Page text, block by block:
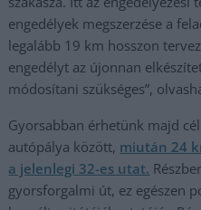
engedélyek megszerzése a
legalább 19 km hosszon
engedélyt az újonnan
módosítani szükséges”,
Gyorsabban érhetünk majd
autópálya között, miután 24
a jelenlegi 32-es utat.
gyorsforgalmi út, ez egészen